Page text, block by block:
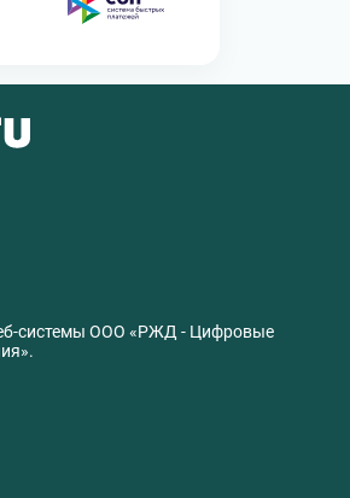
системы ООО «РЖД - Цифровые